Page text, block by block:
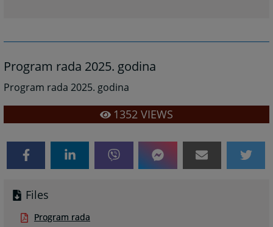
Program rada 2025. godina
Program rada 2025. godina
1352 VIEWS
Files
Program rada